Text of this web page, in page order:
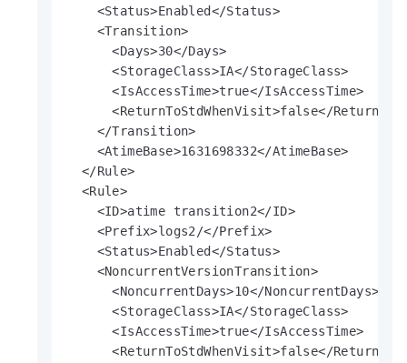
    <Status>Enabled</Status>
    <Transition>
      <Days>30</Days>
      <StorageClass>IA</StorageClass>
      <IsAccessTime>true</IsAccessTime>
<ReturnToStdWhenVisit>false</
    </Transition>
    <AtimeBase>1631698332</AtimeBase>
  </Rule>
  <Rule>
    <ID>atime transition2</ID>
    <Prefix>logs2/</Prefix>
    <Status>Enabled</Status>
    <NoncurrentVersionTransition>
      <NoncurrentDays>10</NoncurrentDays>
      <StorageClass>IA</StorageClass>
      <IsAccessTime>true</IsAccessTime>
<ReturnToStdWhenVisit>false</